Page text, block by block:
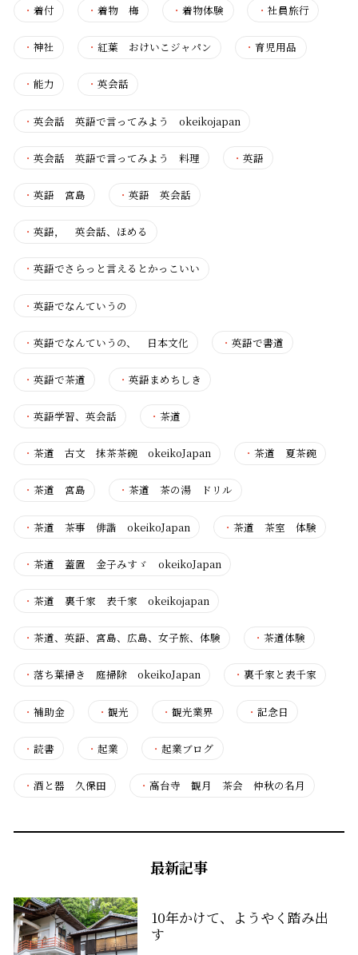
・ 着付 ・着物 梅 ・着物体験 ・ 社員旅行
・ 神社 ・紅葉 おけいこジャパン ・育児用品
・ 能力 ・英会話
・ 英会話 英語で言ってみよう okeikojapan
・ 英会話 英語で言ってみよう 料理 ・英語
・ 英語 宮島 ・英語 英会話
・ 英語， 英会話、ほめる
・ 英語でさらっと言えるとかっこいい
・ 英語でなんていうの
・ 英語でなんていうの、 日本文化 ・英語で書道
・ 英語で茶道 ・英語まめちしき
・ 英語学習、英会話 ・茶道
・ 茶道 古文 抹茶茶碗 okeikoJapan ・茶道 夏茶碗
・ 茶道 宮島 ・茶道 茶の湯 ドリル
・ 茶道 茶事 俳諧 okeikoJapan ・茶道 茶室 体験
・ 茶道 蓋置 金子みすゞ okeikoJapan
・ 茶道 裏千家 表千家 okeikojapan
・ 茶道、英語、宮島、広島、女子旅、体験 ・茶道体験
・ 落ち葉掃き 庭掃除 okeikoJapan ・裏千家と表千家
・ 補助金 ・観光 ・観光業界 ・ 記念日
・ 読書 ・起業 ・起業ブログ
・ 酒と器 久保田 ・高台寺 観月 茶会 仲秋の名月
最新記事
10年かけて、ようやく踏み出
す